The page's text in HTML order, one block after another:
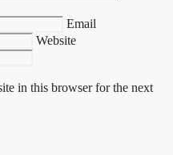
Email
Website
in this browser for the next